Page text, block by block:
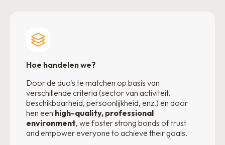
Wat is dat?
DUO for a JOB is eenintergenerational
mentoring programover 6 months that
promotes the socio-professional integration of
young people with an immigration background
while promoting the experience of people aged
50+.
Youngpeople aged 18 to 33 of foreign origin
facing specific challenges in the job market, and
seniors nearing the end of their careers or
retireesseeking an enriching and meaningful
volunteer experience.
Hoe handelen we?
Door de duo's te matchen op basis van
verschillende criteria (sector van activiteit,
beschikbaarheid, persoonlijkheid, enz.) en door
hen een high-quality, professional
environment, we foster strong bonds of trust
and empower everyone to achieve their goals.